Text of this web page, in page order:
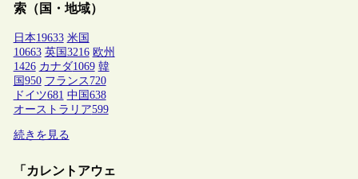
索（国・地域）
日本19633 米国
10663 英国 3216 欧州
1426 カナダ1069 韓
国 950 フランス 720
ドイツ681 中国 638
オーストラリア599
続きを見る
「カレントアウェ